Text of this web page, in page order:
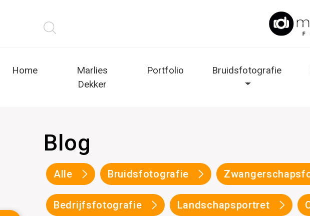
Home
Marlies
Dekker
Portfolio Bruidsfotografie
Blog
Alle Bruidsfotografie
Bedrijfsfotografie Landschapsportret